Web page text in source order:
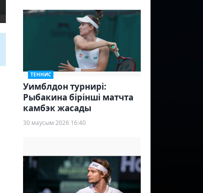
ТЕННИС
Уимблдон турнирі:
Рыбакина бірінші матчта
камбэк жасады
30 маусым 2026 16:40